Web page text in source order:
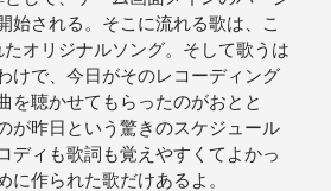
始される。そこに流れる歌は、こ
オリジナルソング。そして歌うは
けで、今日がそのレコーディング
を聴かせてもらったのがおとと
が昨日という驚きのスケジュール
ディも歌詞も覚えやすくてよかっ
に作られた歌だけあるよ。